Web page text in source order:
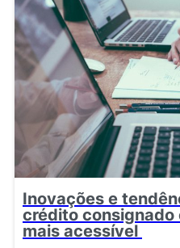
Inovações e
crédito consignado
mais acessível